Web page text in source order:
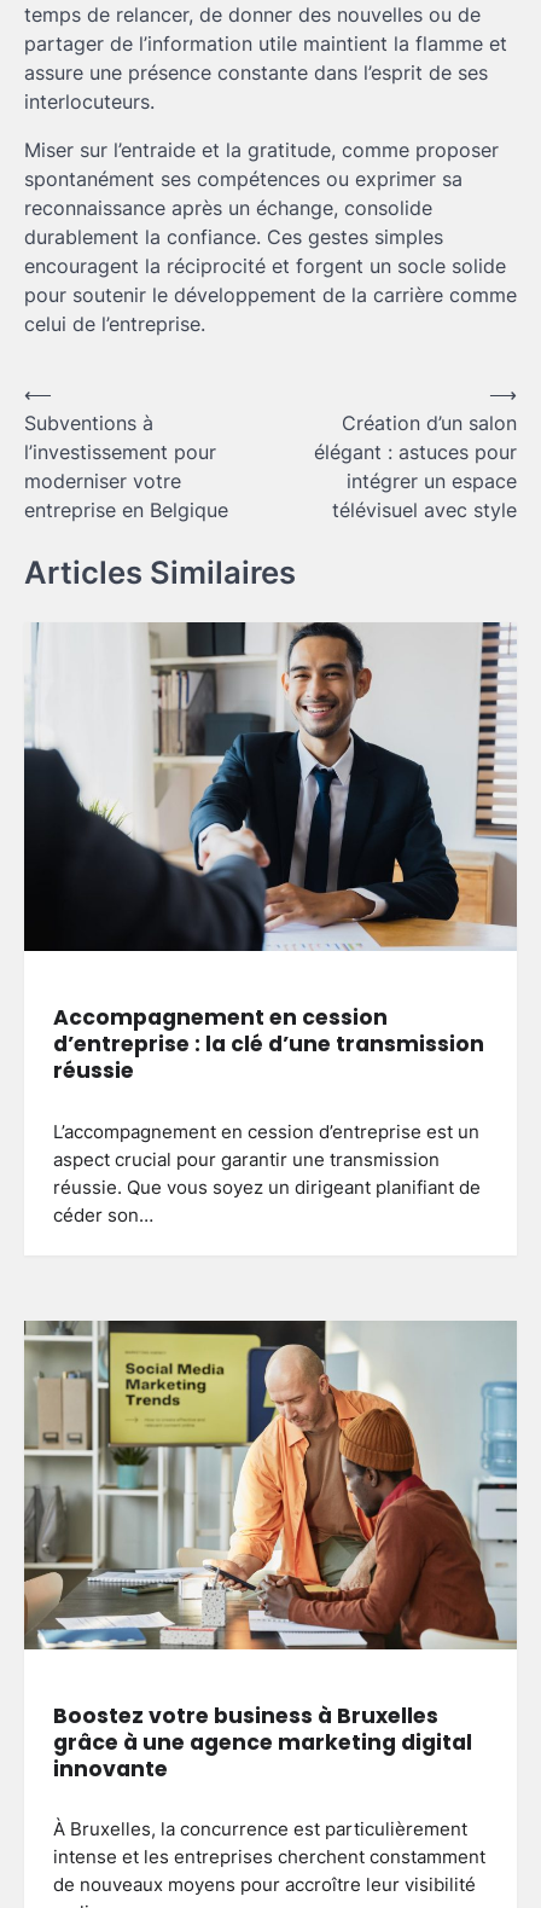
temps de relancer, de donner des nouvelles ou de
partager de l’information utile maintient la flamme et
assure une présence constante dans l’esprit de ses
interlocuteurs.
Miser sur l’entraide et la gratitude, comme proposer
spontanément ses compétences ou exprimer sa
reconnaissance après un échange, consolide
durablement la confiance. Ces gestes simples
encouragent la réciprocité et forgent un socle solide
pour soutenir le développement de la carrière comme
celui de l’entreprise.
Navigation
de
l’article
⟵
Subventions à
l’investissement pour
moderniser votre
entreprise en Belgique
Création d’un salon
élégant : astuces pour
intégrer un espace
télévisuel avec style
⟶
Articles Similaires
Accompagnement en cession
d’entreprise : la clé d’une transmission
réussie
L’accompagnement en cession d’entreprise est un
aspect crucial pour garantir une transmission
réussie. Que vous soyez un dirigeant planifiant de
céder son…
Boostez votre business à Bruxelles
grâce à une agence marketing digital
innovante
À Bruxelles, la concurrence est particulièrement
intense et les entreprises cherchent constamment
de nouveaux moyens pour accroître leur visibilité